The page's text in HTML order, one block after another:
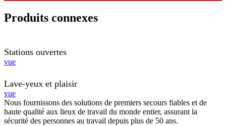
Produits connexes
Stations ouvertes
vue
Lave-yeux et plaisir
vue
Nous fournissons des solutions de premiers secours fiables et de
haute qualité aux lieux de travail du monde entier, assurant la
sécurité des personnes au travail depuis plus de 50 ans.